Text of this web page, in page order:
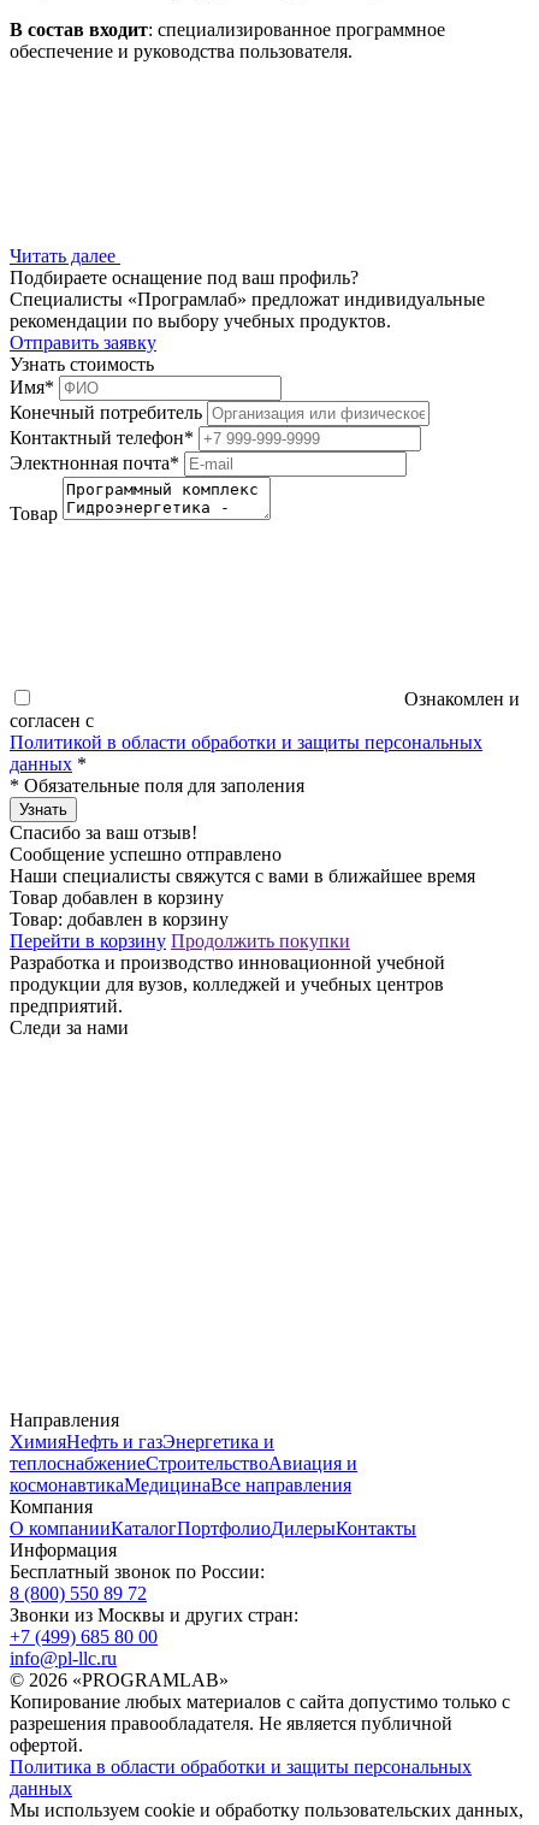
В состав входит: специализированное программное
обеспечение и руководства пользователя.
Читать далее
Подбираете оснащение под ваш профиль?
Специалисты «Програмлаб» предложат индивидуальные
рекомендации по выбору учебных продуктов.
Отправить заявку
Узнать стоимость
Имя*
Конечный потребитель
Контактный телефон*
Электнонная почта*
Товар
Ознакомлен и
согласен с
Политикой в области обработки и защиты персональных
данных *
* Обязательные поля для заполения
Узнать
Спасибо за ваш отзыв!
Сообщение успешно отправлено
Наши специалисты свяжутся с вами в ближайшее время
Товар добавлен в корзину
Товар: добавлен в корзину
Перейти в корзину Продолжить покупки
Разработка и производство инновационной учебной
продукции для вузов, колледжей и учебных центров
предприятий.
Следи за нами
Направления
ХимияНефть и газЭнергетика и
теплоснабжениеСтроительствоАвиация и
космонавтикаМедицинаВсе направления
Компания
О компанииКаталогПортфолиоДилерыКонтакты
Информация
Бесплатный звонок по России:
8 (800) 550 89 72
Звонки из Москвы и других стран:
+7 (499) 685 80 00
info@pl-llc.ru
© 2026 «PROGRAMLAB»
Копирование любых материалов с сайта допустимо только с
разрешения правообладателя. Не является публичной
офертой.
Политика в области обработки и защиты персональных
данных
Мы используем cookie и обработку пользовательских данных,